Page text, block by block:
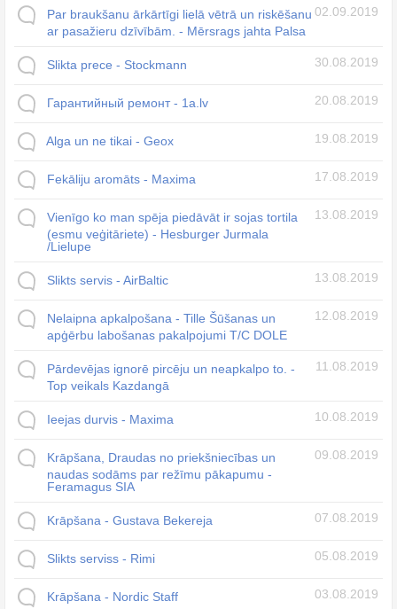
Par braukšanu ārkārtīgi lielā vētrā un riskēšanu
ar pasažieru dzīvībām. - Mērsrags jahta Palsa
02.09.2019
Slikta prece - Stockmann 30.08.2019
Гарантийный ремонт - 1a.lv 20.08.2019
Alga un ne tikai - Geox 19.08.2019
Fekāliju aromāts - Maxima 17.08.2019
Vienīgo ko man spēja piedāvāt ir sojas tortila
(esmu veģitāriete) - Hesburger Jurmala
/Lielupe
13.08.2019
Slikts servis - AirBaltic 13.08.2019
Nelaipna apkalpošana - Tille Šūšanas un
apģērbu labošanas pakalpojumi T/C DOLE
12.08.2019
Pārdevējas ignorē pircēju un neapkalpo to. -
Top veikals Kazdangā
11.08.2019
Ieejas durvis - Maxima 10.08.2019
Krāpšana, Draudas no priekšniecības un
naudas sodāms par režīmu pākapumu -
Feramagus SIA
09.08.2019
Krāpšana - Gustava Bekereja 07.08.2019
Slikts serviss - Rimi 05.08.2019
Krāpšana - Nordic Staff 03.08.2019